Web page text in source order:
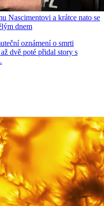
Nascimentovi a krátce nato se
dnem
oznámení o smrti
dvě poté přidal story s